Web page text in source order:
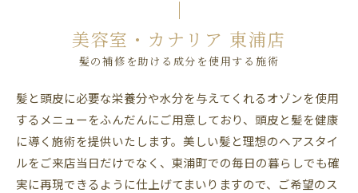
髪の補修を助ける成分を使用する施術
美容室・カナリア 東浦店
髪と頭皮に必要な栄養分や水分を与えてくれるオゾンを使用
するメニューをふんだんにご用意しており、頭皮と髪を健康
に導く施術を提供いたします。美しい髪と理想のヘアスタイ
ルをご来店当日だけでなく、東浦町での毎日の暮らしでも確
実に再現できるように仕上げてまいりますので、ご希望のス